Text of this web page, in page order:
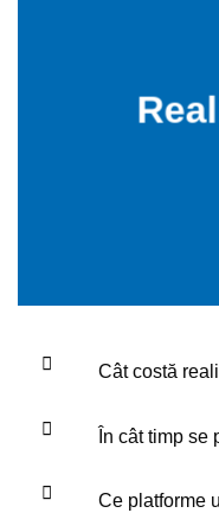
Cât costă
În cât timp
Ce platforme